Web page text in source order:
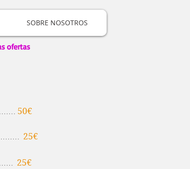
SOBRE NOSOTROS
50€
25€
25€
ofertas